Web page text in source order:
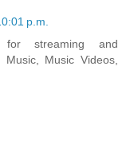
p.m.
streaming and
Music Videos,